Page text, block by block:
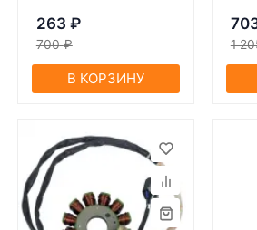
263 ₽
700 ₽
В КОРЗИНУ
1